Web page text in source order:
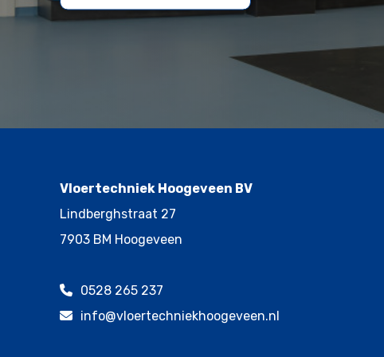
Vloertechniek Hoogeveen BV
Lindberghstraat 27
7903 BM Hoogeveen
0528 265 237
info@vloertechniekhoogeveen.nl